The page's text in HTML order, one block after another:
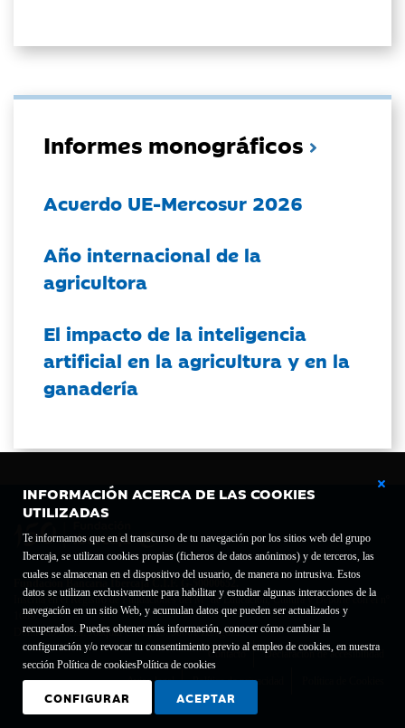
INFORMACIÓN ACERCA DE LAS COOKIES
UTILIZADAS
Te informamos que en el transcurso de tu navegación por los sitios web del grupo
Ibercaja, se utilizan cookies propias (ficheros de datos anónimos) y de terceros, las
cuales se almacenan en el dispositivo del usuario, de manera no intrusiva. Estos
datos se utilizan exclusivamente para habilitar y estudiar algunas interacciones de la
navegación en un sitio Web, y acumulan datos que pueden ser actualizados y
recuperados. Puedes obtener más información, conocer cómo cambiar la
configuración y/o revocar tu consentimiento previo al empleo de cookies, en nuestra
sección Política de cookiesPolítica de cookies
CONFIGURAR ACEPTAR
Informes monográficos
Acuerdo UE-Mercosur 2026
Año internacional de la
agricultora
El impacto de la inteligencia
artificial en la agricultura y en la
ganadería
Fundación Bancaria Ibercaja C.I.F. G-50000652.
Inscrita en el Registro de Fundaciones del Mº de Educación, Cultura y Deporte con el nº
1689.
Domicilio social: Joaquín Costa, 13. 50001 Zaragoza.
Contacto
Declaración de accesibilidad
Aviso legal Política de privacidad